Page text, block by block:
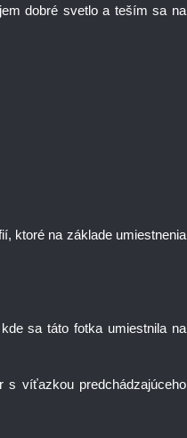
dobré svetlo a teším sa na
ktoré na základe umiestnenia
kde sa táto fotka umiestnila na
s víťazkou predchádzajúceho